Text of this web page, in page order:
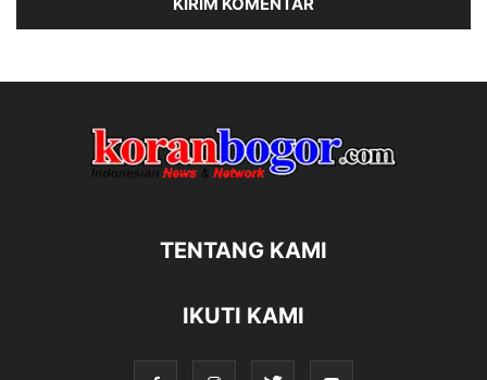
TENTANG KAMI
IKUTI KAMI